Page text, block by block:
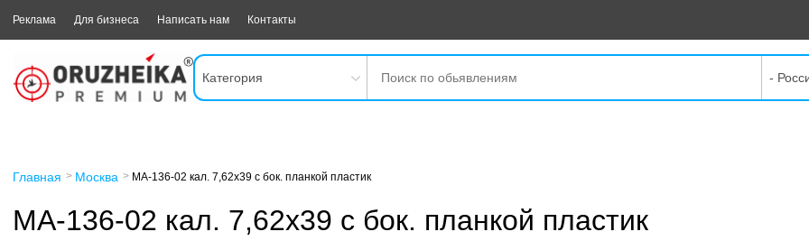
Реклама Для бизнеса Написать нам Контакты
Категория -
Главная Москва МА-136-02 кал. 7,62х39 с бок. планкой пластик
МА-136-02 кал. 7,62х39 с бок. планкой пластик